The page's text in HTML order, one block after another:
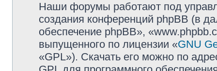
Наши форумы работают под
создания конференций phpBB (в
обеспечение phpBB»,
выпущенного по лицензии «GNU
«GPL»). Скачать его можно по